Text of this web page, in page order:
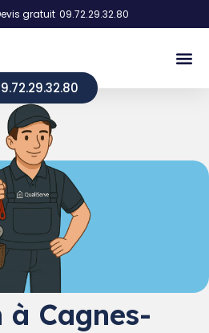
gratuit 09.72.29.32.80
Cagnes-